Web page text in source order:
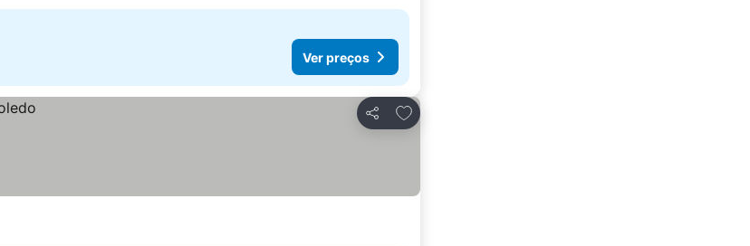
Ver preços
Partilhar
Adicionar aos favoritos